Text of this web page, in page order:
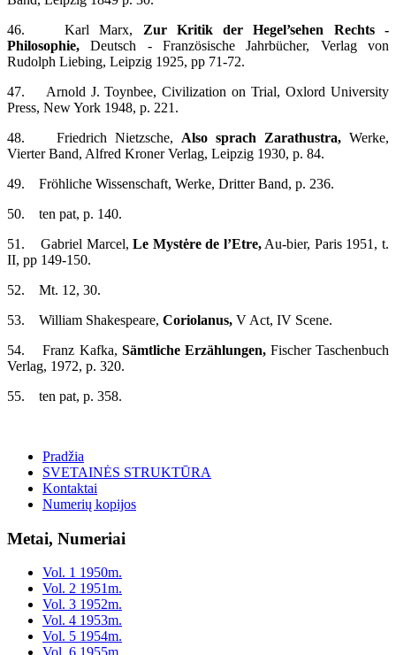
46. Karl Marx, Zur Kritik der Hegel’sehen Rechts -
Philosophie, Deutsch - Französische Jahrbücher, Verlag von
Rudolph Liebing, Leipzig 1925, pp 71-72.
47. Arnold J. Toynbee, Civilization on Trial, Oxlord University
Press, New York 1948, p. 221.
48. Friedrich Nietzsche, Also sprach Zarathustra, Werke,
Vierter Band, Alfred Kroner Verlag, Leipzig 1930, p. 84.
49. Fröhliche Wissenschaft, Werke, Dritter Band, p. 236.
50. ten pat, p. 140.
51. Gabriel Marcel,Le Mystėre de l’Etre,Au-bier, Paris 1951, t.
II, pp 149-150.
52. Mt. 12, 30.
53. William Shakespeare, Coriolanus, V Act, IV Scene.
54. Franz Kafka, Sämtliche Erzählungen,Fischer Taschenbuch
Verlag, 1972, p. 320.
55. ten pat, p. 358.
Pradžia
SVETAINĖS STRUKTŪRA
Kontaktai
Numerių kopijos
Metai, Numeriai
Vol. 1 1950m.
Vol. 2 1951m.
Vol. 3 1952m.
Vol. 4 1953m.
Vol. 5 1954m.